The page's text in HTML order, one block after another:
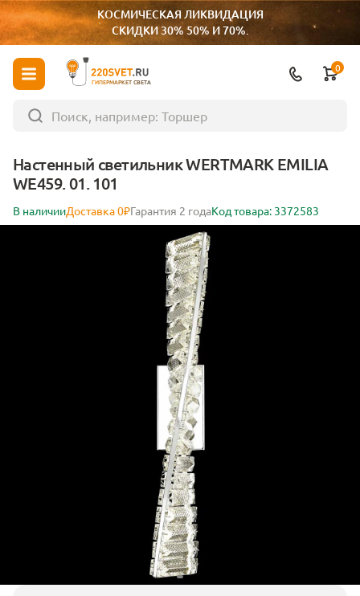
КОСМИЧЕСКАЯ ЛИКВИДАЦИЯ
СКИДКИ 30% 50% И 70%.
ГИПЕРМАРКЕТ СВЕТА
0
Настенный светильник WERTMARK EMILIA
WE459. 01. 101
В наличииДоставка 0₽Гарантия 2 годаКод товара: 3372583